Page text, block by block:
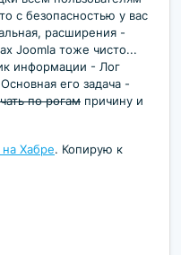
с безопасностью у вас
расширения -
Joomla тоже чисто...
информации - Лог
его задача -
по рогам причину и
Хабре. Копирую к